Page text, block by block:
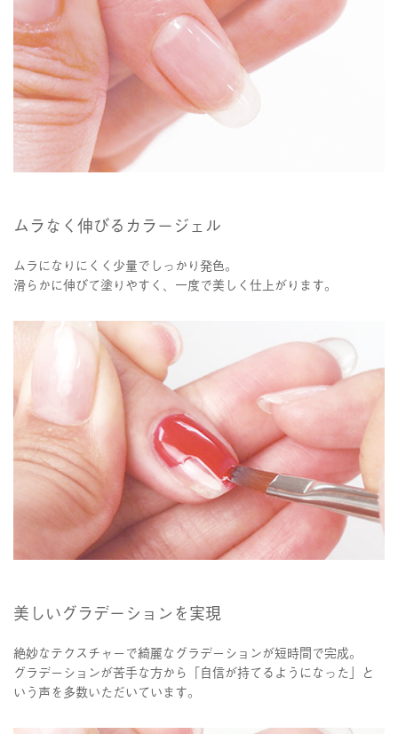
ムラなく伸びるカラージェル
ムラになりにくく少量でしっかり発色。
滑らかに伸びて塗りやすく、一度で美しく仕上がります。
美しいグラデーションを実現
絶妙なテクスチャーで綺麗なグラデーションが短時間で完成。
グラデーションが苦手な方から「自信が持てるようになった」と
いう声を多数いただいています。